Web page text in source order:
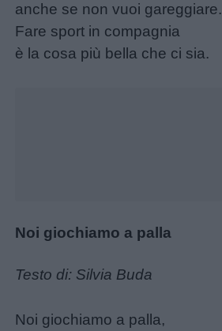
bambini
Feste
Lavoretti
Nomi
anche se non vuoi gareggiare.
Fare sport in compagnia
è la cosa più bella che ci sia.
Noi giochiamo a palla
Testo di: Silvia Buda
Noi giochiamo a palla,